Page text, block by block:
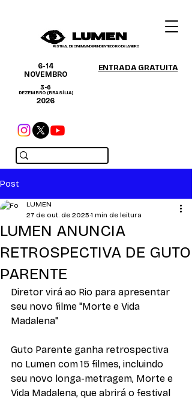
FESTIVAL DE CINEMA INDEPENDENTE DO RIO DE JANEIRO
6-14
NOVEMBRO
3-6
DEZEMBRO (BRASÍLIA)
2026
ENTRADA GRATUITA
Post
LUMEN ANUNCIA
RETROSPECTIVA DE GUTO
PARENTE
LUMEN
27 de out. de 2025 1 min de leitura
Diretor virá ao Rio para apresentar
seu novo filme "Morte e Vida
Madalena"
Guto Parente ganha retrospectiva
no Lumen com 15 filmes, incluindo
seu novo longa-metragem, Morte e
Vida Madalena, que abrirá o festival